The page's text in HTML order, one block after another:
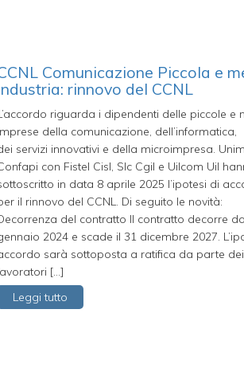
Comunicazione Piccola e
rinnovo del CCNL
riguarda i dipendenti delle piccole e
della comunicazione, dell’informatica,
servizi innovativi e della microimpresa.
con Fistel Cisl, Slc Cgil e Uilcom Uil
in data 8 aprile 2025 l’ipotesi di
il rinnovo del CCNL. Di seguito le novità:
del contratto Il contratto decorre
2024 e scade il 31 dicembre 2027.
sarà sottoposta a ratifica da parte dei
[…]
Leggi tutto